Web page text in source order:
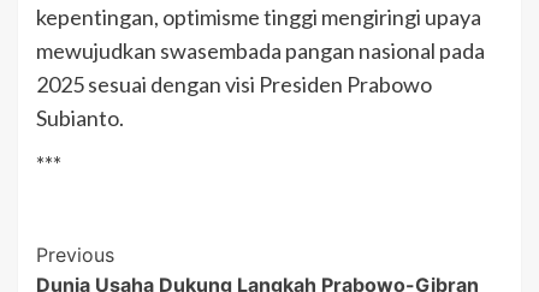
kepentingan, optimisme tinggi mengiringi upaya
mewujudkan swasembada pangan nasional pada
2025 sesuai dengan visi Presiden Prabowo
Subianto.
***
Post
Previous
Dunia Usaha Dukung Langkah Prabowo-Gibran